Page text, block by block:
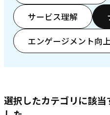
サービス理解
エンゲージメント向上
選択したカテゴリに該